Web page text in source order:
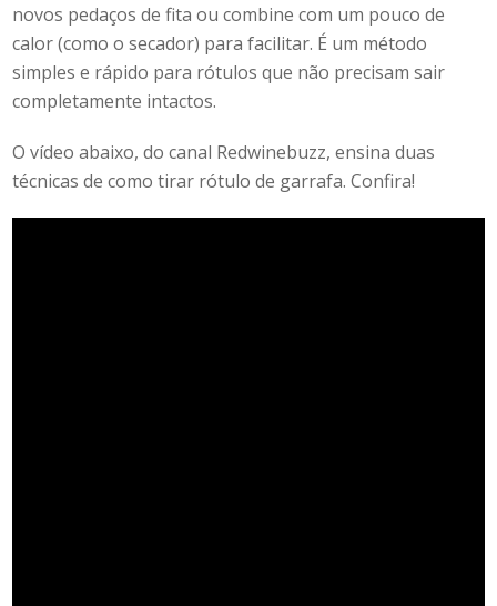
novos pedaços de fita ou combine com um pouco de
calor (como o secador) para facilitar. É um método
simples e rápido para rótulos que não precisam sair
completamente intactos.
O vídeo abaixo, do canal Redwinebuzz, ensina duas
técnicas decomo tirar rótulo de garrafa. Confira!